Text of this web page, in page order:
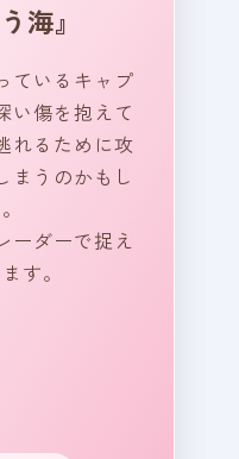
海』
ているキャプ
い傷を抱えて
れるために攻
まうのかもし
ーダーで捉え
す。
の中に隠
すか？
イント！
るほど、